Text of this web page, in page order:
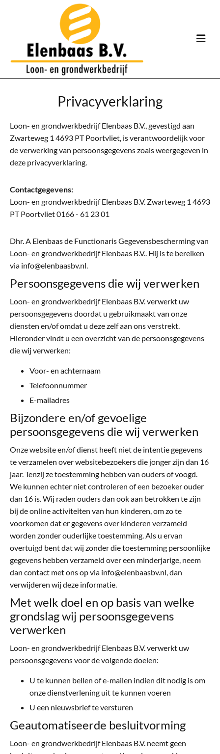
Privacyverklaring
Loon- en grondwerkbedrijf Elenbaas B.V., gevestigd aan
Zwarteweg 1 4693 PT Poortvliet, is verantwoordelijk voor
de verwerking van persoonsgegevens zoals weergegeven in
deze privacyverklaring.
Contactgegevens:
Loon- en grondwerkbedrijf Elenbaas B.V. Zwarteweg 1 4693
PT Poortvliet0166 - 61 23 01
Dhr. A Elenbaas de Functionaris Gegevensbescherming van
Loon- en grondwerkbedrijf Elenbaas B.V.. Hij is te bereiken
via info@elenbaasbv.nl.
Persoonsgegevens die wij verwerken
Loon- en grondwerkbedrijf Elenbaas B.V. verwerkt uw
persoonsgegevens doordat u gebruikmaakt van onze
diensten en/of omdat u deze zelf aan ons verstrekt.
Hieronder vindt u een overzicht van de persoonsgegevens
die wij verwerken:
Voor- en achternaam
Telefoonnummer
E-mailadres
Bijzondere en/of gevoelige
persoonsgegevens die wij verwerken
Onze website en/of dienst heeft niet de intentie gegevens
te verzamelen over websitebezoekers die jonger zijn dan 16
jaar. Tenzij ze toestemming hebben van ouders of voogd.
We kunnen echter niet controleren of een bezoeker ouder
dan 16 is. Wij raden ouders dan ook aan betrokken te zijn
bij de online activiteiten van hun kinderen, om zo te
voorkomen dat er gegevens over kinderen verzameld
worden zonder ouderlijke toestemming. Als u ervan
overtuigd bent dat wij zonder die toestemming persoonlijke
gegevens hebben verzameld over een minderjarige, neem
dan contact met ons op via info@elenbaasbv.nl, dan
verwijderen wij deze informatie.
Met welk doel en op basis van welke
grondslag wij persoonsgegevens
verwerken
Loon- en grondwerkbedrijf Elenbaas B.V. verwerkt uw
persoonsgegevens voor de volgende doelen:
U te kunnen bellen of e-mailen indien dit nodig is om
onze dienstverlening uit te kunnen voeren
U een nieuwsbrief te versturen
Geautomatiseerde besluitvorming
Loon- en grondwerkbedrijf Elenbaas B.V. neemt geen